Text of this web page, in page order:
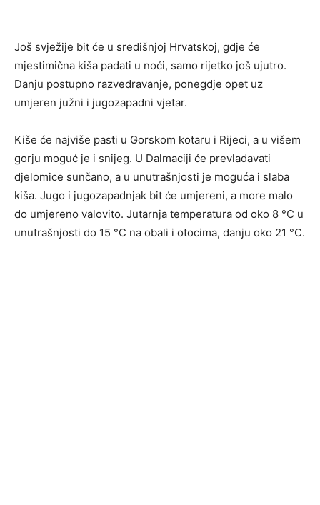
Još svježije bit će u središnjoj Hrvatskoj, gdje će
mjestimična kiša padati u noći, samo rijetko još ujutro.
Danju postupno razvedravanje, ponegdje opet uz
umjeren južni i jugozapadni vjetar.
Kiše će najviše pasti u Gorskom kotaru i Rijeci, a u višem
gorju moguć je i snijeg. U Dalmaciji će prevladavati
djelomice sunčano, a u unutrašnjosti je moguća i slaba
kiša. Jugo i jugozapadnjak bit će umjereni, a more malo
do umjereno valovito. Jutarnja temperatura od oko 8 °C u
unutrašnjosti do 15 °C na obali i otocima, danju oko 21 °C.